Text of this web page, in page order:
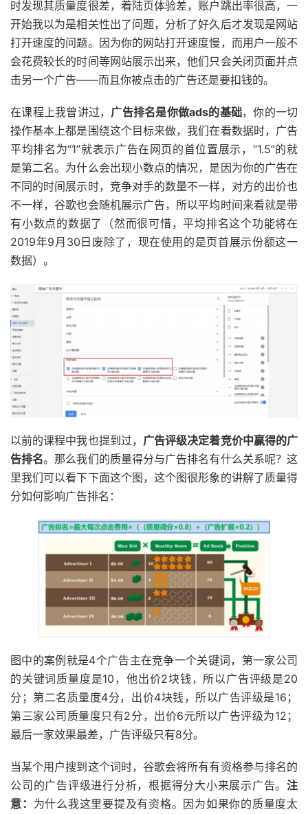
时发现其质量度很差，着陆页体验差，账户跳出率很高，一
开始我以为是相关性出了问题，分析了好久后才发现是网站
打开速度的问题。因为你的网站打开速度慢，而用户一般不
会花费较长的时间等网站展示出来，他们只会关闭页面并点
击另一个广告——而且你被点击的广告还是要扣钱的。
在课程上我曾讲过， 广告排名是你做ads的基础，你的一切
操作基本上都是围绕这个目标来做，我们在看数据时，广告
平均排名为“1”就表示广告在网页的首位置展示，“1.5”的就
是第二名。为什么会出现小数点的情况，是因为你的广告在
不同的时间展示时，竞争对手的数量不一样，对方的出价也
不一样，谷歌也会随机展示广告，所以平均时间来看就是带
有小数点的数据了（然而很可惜，平均排名这个功能将在
2019年9月30日废除了，现在使用的是页首展示份额这一
数据）。
以前的课程中我也提到过， 广告评级决定着竞价中赢得的广
告排名。那么我们的质量得分与广告排名有什么关系呢？这
里我们可以看下下面这个图，这个图很形象的讲解了质量得
分如何影响广告排名：
图中的案例就是4个广告主在竞争一个关键词，第一家公司
的关键词质量度是10，他出价2块钱，所以广告评级是20
分；第二名质量度4分，出价4块钱，所以广告评级是16；
第三家公司质量度只有2分，出价6元所以广告评级为12；
最后一家效果最差，广告评级只有8分。
当某个用户搜到这个词时，谷歌会将所有有资格参与排名的
公司的广告评级进行分析，根据得分大小来展示广告。 注
意： 为什么我这里要提及有资格。因为如果你的质量度太